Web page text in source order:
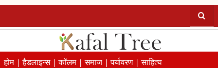
होम |हैडलाइन्स |कॉलम |समाज |पर्यावरण |साहित्य